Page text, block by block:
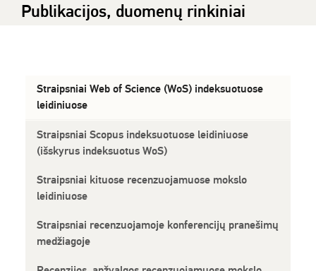
Publikacijos, duomenų rinkiniai
Straipsniai Web of Science (WoS) indeksuotuose
leidiniuose
Straipsniai Scopus indeksuotuose leidiniuose
(išskyrus indeksuotus WoS)
Straipsniai kituose recenzuojamuose mokslo
leidiniuose
Straipsniai recenzuojamoje konferencijų pranešimų
medžiagoje